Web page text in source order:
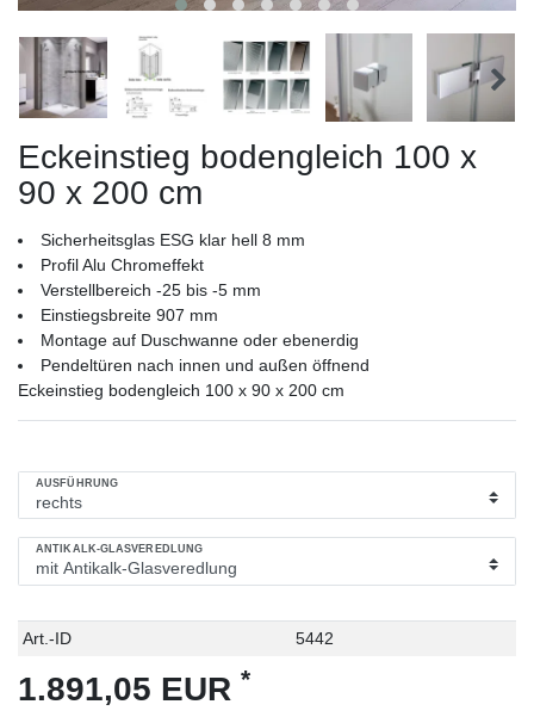
Eckeinstieg bodengleich 100 x
90 x 200 cm
Sicherheitsglas ESG klar hell 8 mm
Profil Alu Chromeffekt
Verstellbereich -25 bis -5 mm
Einstiegsbreite 907 mm
Montage auf Duschwanne oder ebenerdig
Pendeltüren nach innen und außen öffnend
Eckeinstieg bodengleich 100 x 90 x 200 cm
AUSFÜHRUNG
ANTIKALK-GLASVEREDLUNG
Technisches
Wert
Art.-ID 5442
1.891,05 EUR *